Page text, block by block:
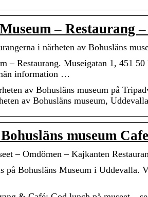
– Restaurang
i närheten av Bohusläns
– Restaurang. Museigatan 1, 451
information …
av Bohusläns museum på
av Bohusläns museum,
museum
– Omdömen – Kajkanten
på Bohusläns Museum i Uddevalla.